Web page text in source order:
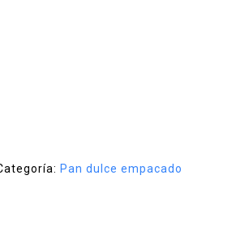
Pan dulce empacado